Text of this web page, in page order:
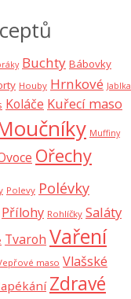
Buchty Bábovky
Houby Hrnkové Jablka
Koláče Kuřecí maso
Muffiny
Ořechy
Polevy Polévky
Přílohy Rohlíčky Saláty
Tvaroh Vaření
maso Vlašské
Zdravé